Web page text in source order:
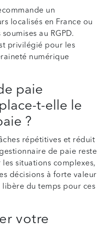
un
localisés en France ou
au RGPD.
privilégié pour les
numérique
paie
t-elle le
?
répétitives et réduit
de paie reste
situations complexes,
décisions à forte valeur
libère du temps pour ces
votre